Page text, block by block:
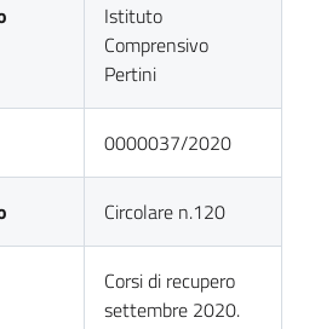
Istituto
Comprensivo
Pertini
0000037/2020
Circolare n.120
Corsi di recupero
settembre 2020.